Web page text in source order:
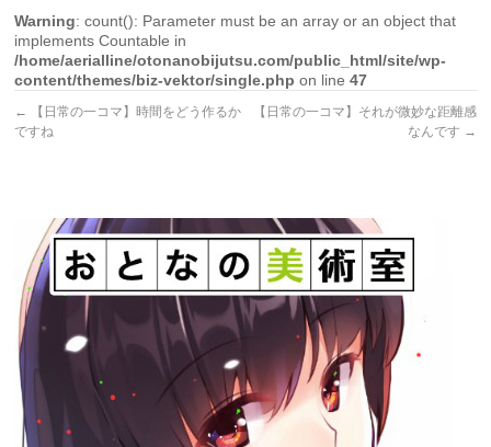
Warning: count(): Parameter must be an array or an object that
implements Countable in
/home/aerialline/otonanobijutsu.com/public_html/site/wp-
content/themes/biz-vektor/single.php on line47
←
【日常の一コマ】時間をどう作るか
ですね
【日常の一コマ】それが微妙な距離感
なんです →